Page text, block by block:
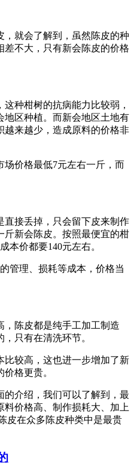
就会了解到，虽然陈皮的种
不大，只有新会陈皮的价格
种柑树的抗病能力比较弱，
地区种植。而新会地区土地有
越来越少，造成原料的价格非
场价格最低7元左右一斤，而
直接丢掉，只会留下皮来制作
斤新会陈皮。按照最便宜的柑
本价都要140元左右。
管理、损耗等成本，价格当
，陈皮都是纯手工加工制造
只有在清洗环节。
比较高，这也进一步增加了新
格更贵。
的介绍，我们可以了解到，最
价格高、制作损耗大、加上
皮在众多陈皮种类中是最贵